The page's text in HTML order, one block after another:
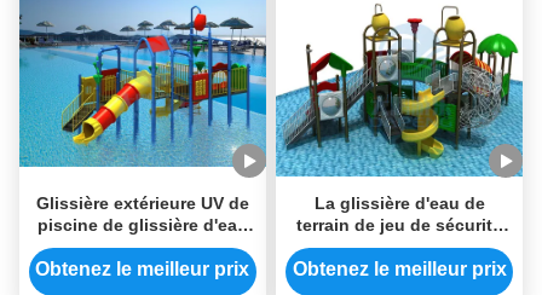
Glissière extérieure UV de
piscine de glissière d'eau
de terrain de jeu de
sécurité d'enfants anti
Obtenez le meilleur prix
La glissière d'eau de
terrain de jeu de sécurité
badine la glissière d'eau
extérieure de LLEPE
Obtenez le meilleur prix